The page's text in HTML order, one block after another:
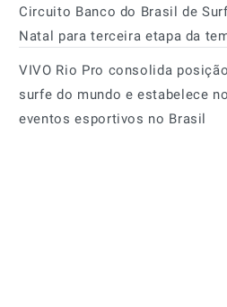
Circuito Banco do Brasil de
Natal para terceira etapa da
VIVO Rio Pro consolida
surfe do mundo e estabelece
eventos esportivos no Brasil